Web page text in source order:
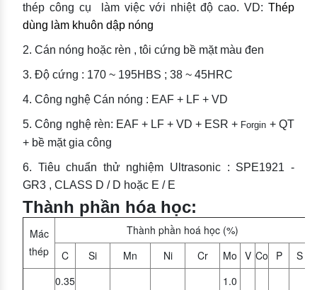
thép công cụ làm việc với nhiệt độ cao. VD: Thép
dùng làm khuôn dập nóng
2. Cán nóng hoặc rèn , tôi cứng bề mặt màu đen
3. Độ cứng : 170 ~ 195HBS ; 38 ~ 45HRC
4. Công nghệ Cán nóng : EAF + LF + VD
5. Công nghệ rèn: EAF + LF + VD + ESR + Forgin + QT
+ bề mặt gia công
6. Tiêu chuẩn thử nghiệm Ultrasonic : SPE1921 -
GR3 , CLASS D / D hoặc E / E
Thành phần hóa học:
Mác
thép
Thành phần hoá học (%)
C
Si Mn Ni Cr Mo V Co P S
0.35
1.0